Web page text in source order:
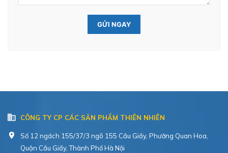
CÔNG TY CP CÁC SẢN PHẨM THIÊN NHIÊN
Số 12 ngách 155/37/3 ngõ 155 Cầu Giấy, Phường Quan Hoa,
Quận Cầu Giấy, Thành Phố Hà Nội